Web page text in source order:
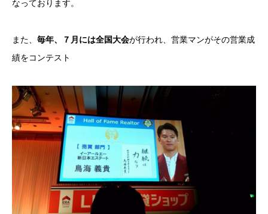
なっております。
また、 毎年、７月には全国大会が行われ、営業マンがその営業成
績をコンテスト